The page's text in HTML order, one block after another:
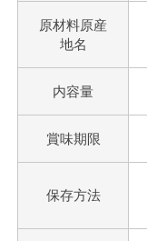
原材料原産
地名
内容量
賞味期限
保存方法